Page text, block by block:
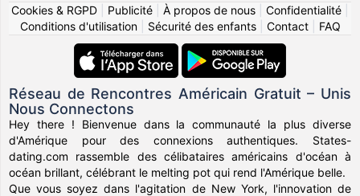
Cookies & RGPD
Publicité À propos de nous Confidentialité
Conditions d'utilisation| Sécurité des enfants| Contact| FAQ
Réseau de Rencontres Américain Gratuit – Unis
Nous Connectons
Hey there ! Bienvenue dans la communauté la plus diverse
d'Amérique pour des connexions authentiques. States-
dating.com rassemble des célibataires américains d'océan à
océan brillant, célébrant le melting pot qui rend l'Amérique belle.
Que vous soyez dans l'agitation de New York, l'innovation de